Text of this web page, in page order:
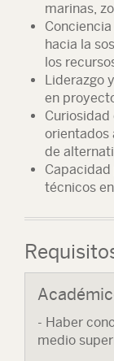
marinas,
hacia la
los
Liderazgo
en
orientados
de
técnicos
- Haber
medio